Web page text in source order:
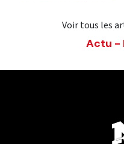
Voir tous les
Actu -